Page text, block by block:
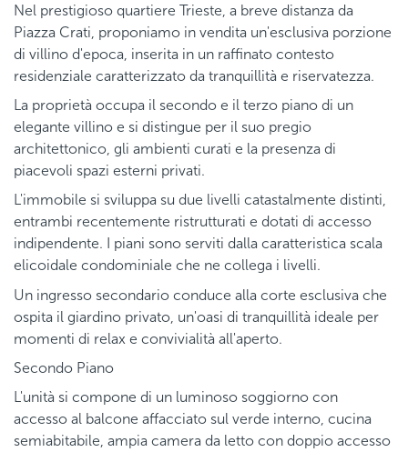
Nel prestigioso quartiere Trieste, a breve distanza da
Piazza Crati, proponiamo in vendita un'esclusiva porzione
di villino d'epoca, inserita in un raffinato contesto
residenziale caratterizzato da tranquillità e riservatezza.
La proprietà occupa il secondo e il terzo piano di un
elegante villino e si distingue per il suo pregio
architettonico, gli ambienti curati e la presenza di
piacevoli spazi esterni privati.
L'immobile si sviluppa su due livelli catastalmente distinti,
entrambi recentemente ristrutturati e dotati di accesso
indipendente. I piani sono serviti dalla caratteristica scala
elicoidale condominiale che ne collega i livelli.
Un ingresso secondario conduce alla corte esclusiva che
ospita il giardino privato, un'oasi di tranquillità ideale per
momenti di relax e convivialità all'aperto.
Secondo Piano
L'unità si compone di un luminoso soggiorno con
accesso al balcone affacciato sul verde interno, cucina
semiabitabile, ampia camera da letto con doppio accesso